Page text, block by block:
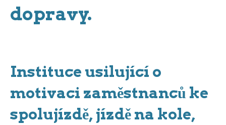
dopravy.
Instituce usilující o
motivaci zaměstnanců ke
spolujízdě, jízdě na kole,